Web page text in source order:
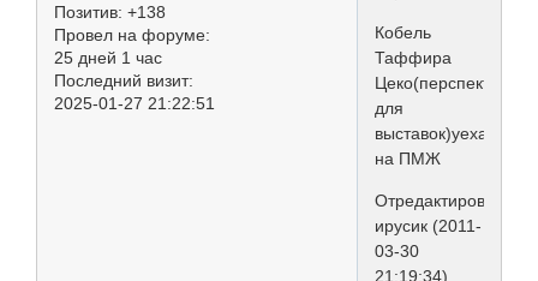
Позитив: +138
Провел на форуме:
25 дней 1 час
Последний визит:
2025-01-27 21:22:51
Кобель
Таффира
Цеко(перспективный
для
выставок)уехал
на ПМЖ
Отредактировано
ирусик (2011-
03-30
21:19:34)